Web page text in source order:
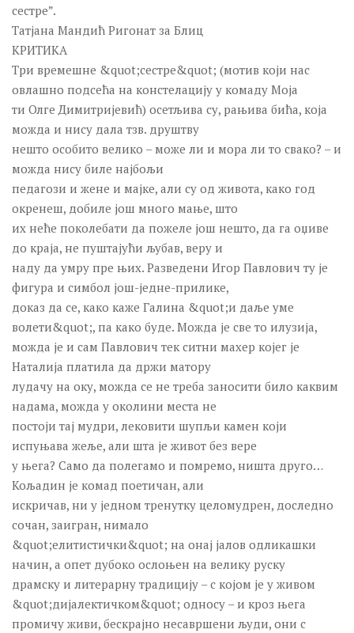
сестре”.
Татјана Мандић Ригонат за Блиц
КРИТИКА
Три времешне &quot;сестре&quot; (мотив који нас
овлашно подсећа на констелацију у комаду Моја
ти Олге Димитријевић) осетљива су, рањива бића, која
можда и нису дала тзв. друштву
нешто особито велико – може ли и мора ли то свако? – и
можда нису биле најбољи
педагози и жене и мајке, али су од живота, како год
окренеш, добиле још много мање, што
их неће поколебати да пожеле још нешто, да га оџиве
до краја, не пуштајући љубав, веру и
наду да умру пре њих. Разведени Игор Павлович ту је
фигура и симбол још-једне-прилике,
доказ да се, како каже Галина &quot;и даље уме
волети&quot;, па како буде. Можда је све то илузија,
можда је и сам Павлович тек ситни махер којег је
Наталија платила да држи матору
лудачу на оку, можда се не треба заносити било каквим
надама, можда у околини места не
постоји тај мудри, лековити шупљи камен који
испуњава жеље, али шта је живот без вере
у њега? Само да полегамо и помремо, ништа друго…
Кољадин је комад поетичан, али
искричав, ни у једном тренутку целомудрен, доследно
сочан, заигран, нимало
&quot;елитистички&quot; на онај јалов одликашки
начин, а опет дубоко ослоњен на велику руску
драмску и литерарну традицију – с којом је у живом
&quot;дијалектичком&quot; односу – и кроз њега
промичу живи, бескрајно несавршени људи, они с